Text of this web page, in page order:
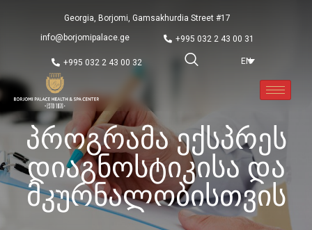
Georgia, Borjomi, Gamsakhurdia Street #17
info@borjomipalace.ge
+995 032 2 43 00 31
+995 032 2 43 00 32 EN
Პროგრამა Ექსპრეს
Დიაგნოსტიკისა Და
Მკურნალობისთვის